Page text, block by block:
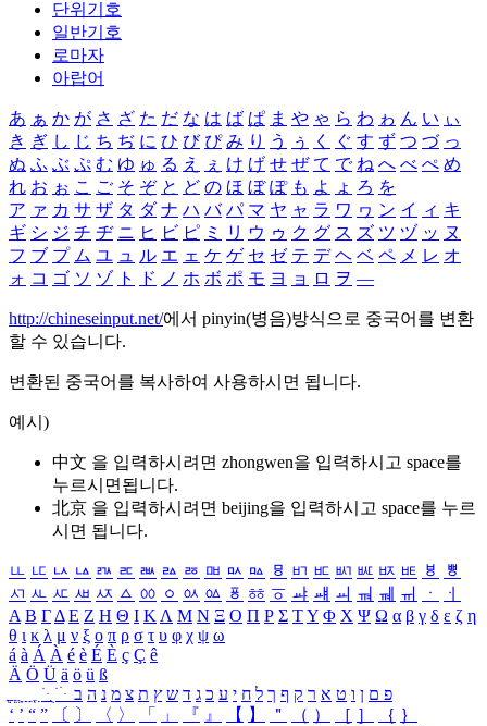
단위기호
일반기호
로마자
아랍어
あ ぁ か が さ ざ た だ な は ば ぱ ま や ゃ ら わ ゎ ん い ぃ
き ぎ し じ ち ぢ に ひ び ぴ み り う ぅ く ぐ す ず つ づ っ
ぬ ふ ぶ ぷ む ゆ ゅ る え ぇ け げ せ ぜ て で ね へ べ ぺ め
れ お ぉ こ ご そ ぞ と ど の ほ ぼ ぽ も よ ょ ろ を
ア ァ カ サ ザ タ ダ ナ ハ バ パ マ ヤ ャ ラ ワ ヮ ン イ ィ キ
ギ シ ジ チ ヂ ニ ヒ ビ ピ ミ リ ウ ゥ ク グ ス ズ ツ ヅ ッ ヌ
フ ブ プ ム ユ ュ ル エ ェ ケ ゲ セ ゼ テ デ ヘ ベ ペ メ レ オ
ォ コ ゴ ソ ゾ ト ド ノ ホ ボ ポ モ ヨ ョ ロ ヲ ―
http://chineseinput.net/에서 pinyin(병음)방식으로 중국어를 변환
할 수 있습니다.
변환된 중국어를 복사하여 사용하시면 됩니다.
예시)
中文 을 입력하시려면 zhongwen을 입력하시고 space를
누르시면됩니다.
北京 을 입력하시려면 beijing을 입력하시고 space를 누르
시면 됩니다.
ㅥ ㅦ ㅧ ㅨ ㅩ ㅪ ㅫ ㅬ ㅭ ㅮ ㅯ ㅰ ㅱ ㅲ ㅳ ㅴ ㅵ ㅶ ㅷ ㅸ
ㅹ
ㅺ ㅻ ㅼ ㅽ ㅾ ㅿ ㆀ ㆁ ㆂ ㆃ ㆄ ㆅ ㆆ ㆇ ㆈ ㆉ ㆊ ㆋ ㆌ ㆍ
ㆎ
Α Β ΓΔ Ε Ζ Η Θ Ι ΚΛ Μ Ν Ξ Ο Π Ρ Σ ΤΥ Φ Χ Ψ Ω α β γ δ ε ζ η
θ ι κ λ μ ν ξ ο π ρ σ τ υ φ χ ψ ω
á à Á À é è É È ç Ç ê
Ä Ö Ü ä ö ü ß
ִֶֹ ֻּ ׁׂ פ ם ן ו ט א ר ק ף ך ל ח י ע כ ג ד ש ץ ת צ מ נ ה ב
‘ ’ “ ” 〔 〕 〈 〉 「 」 『 』 【 】 ＂ （ ） ［ ］ ｛ ｝